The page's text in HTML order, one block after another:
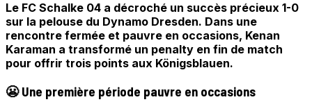
Le FC Schalke 04 a décroché un succès précieux 1-0
sur la pelouse du Dynamo Dresden. Dans une
rencontre fermée et pauvre en occasions, Kenan
Karaman a transformé un penalty en fin de match
pour offrir trois points aux Königsblauen.
😬 Une première période pauvre en occasions